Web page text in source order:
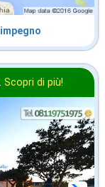
. Scopri di più!